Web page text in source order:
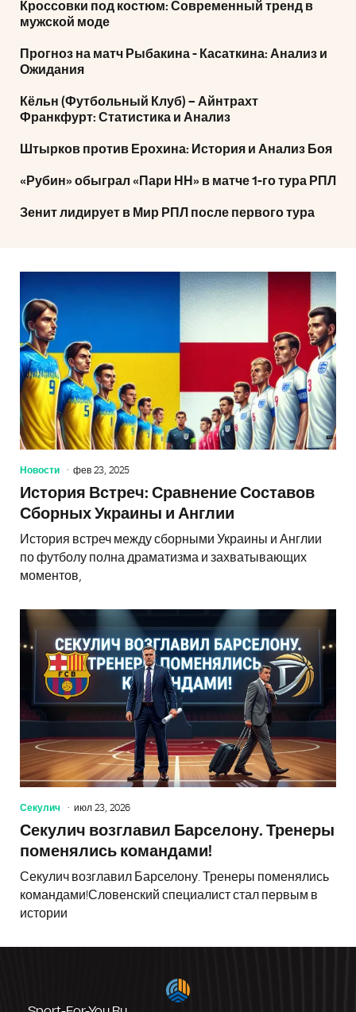
Кроссовки под костюм: Современный тренд в
мужской моде
Прогноз на матч Рыбакина - Касаткина: Анализ и
Ожидания
Кёльн (Футбольный Клуб) – Айнтрахт
Франкфурт: Статистика и Анализ
Штырков против Ерохина: История и Анализ Боя
«Рубин» обыграл «Пари НН» в матче 1-го тура РПЛ
Зенит лидирует в Мир РПЛ после первого тура
Новости фев 23, 2025
История Встреч: Сравнение Составов
Сборных Украины и Англии
История встреч между сборными Украины и Англии
по футболу полна драматизма и захватывающих
моментов,
Секулич июл 23, 2026
Секулич возглавил Барселону. Тренеры
поменялись командами!
Секулич возглавил Барселону. Тренеры поменялись
командами!Словенский специалист стал первым в
истории